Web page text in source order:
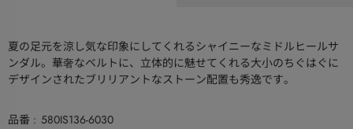
夏の足元を涼し気な印象にしてくれるシャイニーなミドルヒールサ
ンダル。華奢なベルトに、立体的に魅せてくれる大小のちぐはぐに
デザインされたブリリアントなストーン配置も秀逸です。
品番
580IS136-6030